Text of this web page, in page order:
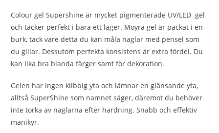
Colour gel Supershine är mycket pigmenterade UV/LED gel
och täcker perfekt i bara ett lager. Moyra gel är packat i en
burk, tack vare detta du kan måla naglar med pensel som
du gillar. Dessutom perfekta konsistens är extra fördel. Du
kan lika bra blanda färger samt för dekoration.
Gelen har ingen klibbig yta och lämnar en glänsande yta,
alltså SuperShine som namnet säger, däremot du behöver
inte torka av naglarna efter härdning. Snabb och effektiv
manikyr.